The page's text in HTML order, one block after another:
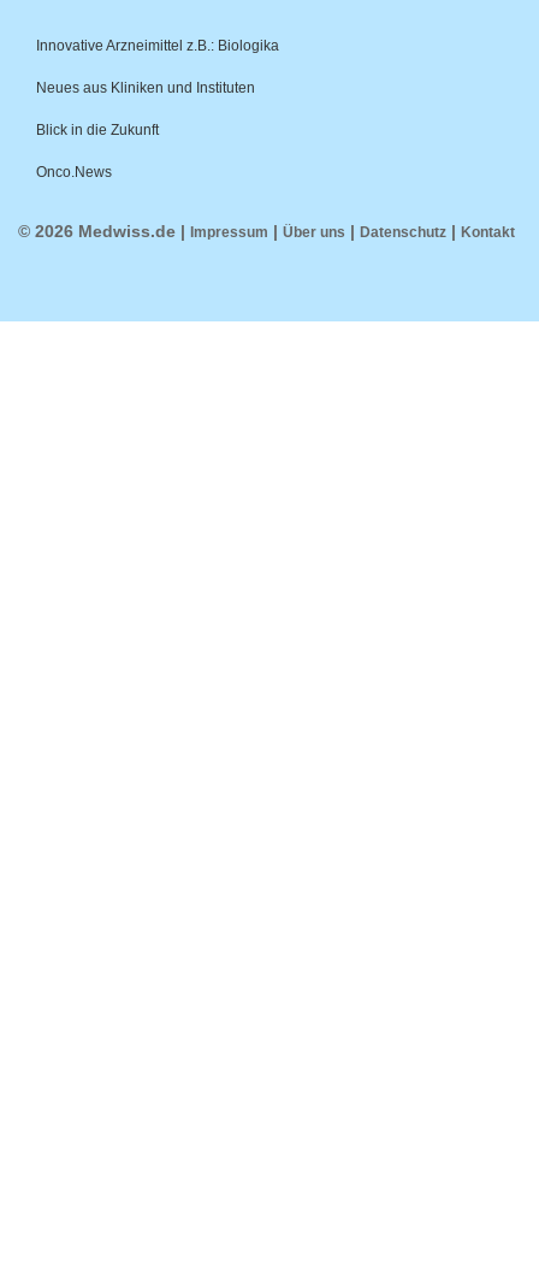
Innovative Arzneimittel z.B.: Biologika
Neues aus Kliniken und Instituten
Blick in die Zukunft
Onco.News
© 2026 Medwiss.de | Impressum | Über uns | Datenschutz | Kontakt